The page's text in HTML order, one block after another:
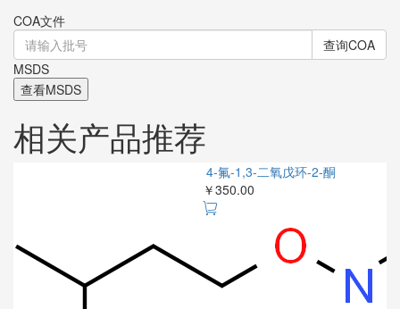
COA文件
查询COA
MSDS
查看MSDS
相关产品推荐
4-氟-1,3-二氧戊环-2-酮
￥350.00